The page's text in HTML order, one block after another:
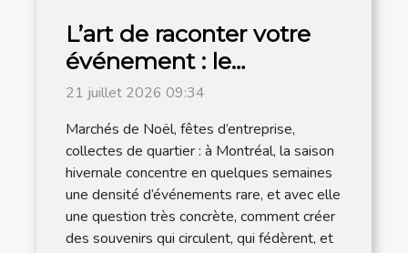
L’art de raconter votre
événement : le
photobooth s’invite à la
magie de noël
21 juillet 2026 09:34
Marchés de Noël, fêtes d’entreprise,
collectes de quartier : à Montréal, la saison
hivernale concentre en quelques semaines
une densité d’événements rare, et avec elle
une question très concrète, comment créer
des souvenirs qui circulent, qui fédèrent, et